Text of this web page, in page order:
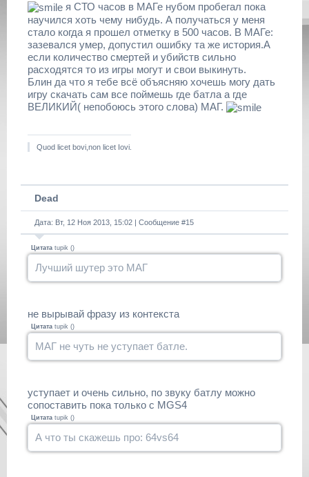
я СТО часов в МАГе нубом пробегал пока
научился хоть чему нибудь. А получаться у меня
стало когда я прошел отметку в 500 часов. В МАГе:
зазевался умер, допустил ошибку та же история.А
если количество смертей и убийств сильно
расходятся то из игры могут и свои выкинуть.
Блин да что я тебе всё объясняю хочешь могу дать
игру скачать сам все поймешь где батла а где
ВЕЛИКИЙ( непобоюсь этого слова) МАГ.
Quod licet bovi,non licet Iovi.
Dead
Дата: Вт, 12 Ноя 2013, 15:02 | Сообщение #15
Цитата tupik ()
Лучший шутер это МАГ
не вырывай фразу из контекста
Цитата tupik ()
МАГ не чуть не уступает батле.
уступает и очень сильно, по звуку батлу можно
сопоставить пока только с MGS4
Цитата tupik ()
А что ты скажешь про: 64vs64